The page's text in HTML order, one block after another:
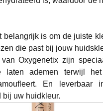
belangrijk is om de juiste
die past bij jouw
Oxygenetix zijn
ademen terwijl het
En leverbaar
bij uw huidkleur.